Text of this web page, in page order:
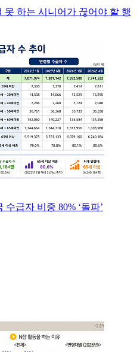
못 하는 시니어가 끊어야 할 행
수급자 비중 80% ‘돌파’